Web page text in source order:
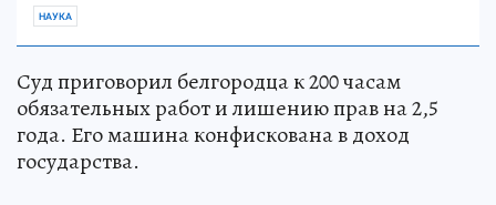
НАУКА
Суд приговорил белгородца к 200 часам
обязательных работ и лишению прав на 2,5
года. Его машина конфискована в доход
государства.